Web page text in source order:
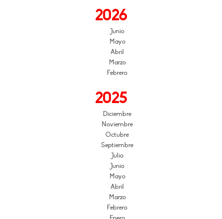
2026
Junio
Mayo
Abril
Marzo
Febrero
2025
Diciembre
Noviembre
Octubre
Septiembre
Julio
Junio
Mayo
Abril
Marzo
Febrero